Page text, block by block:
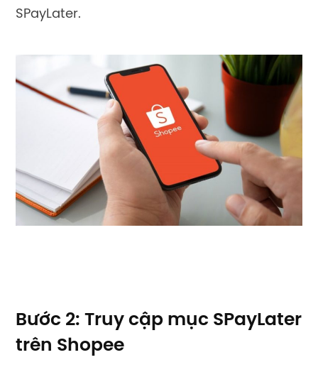
SPayLater.
Bước 2: Truy cập mục SPayLater
trên Shopee